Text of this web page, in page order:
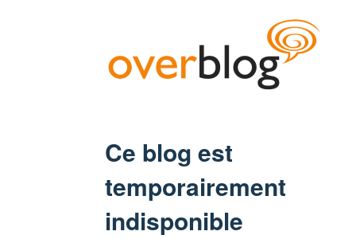
Ce blog est
temporairement
indisponible